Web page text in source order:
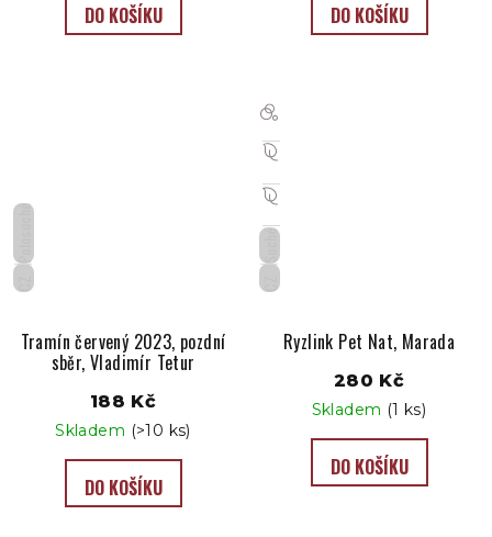
DO KOŠÍKU DO KOŠÍKU
CZ
Tramín červený 2023, pozdní
sběr, Vladimír Tetur
188 Kč
Skladem (>10 ks)
DO KOŠÍKU
Suché
CZ
Ryzlink Pet Nat, Marada
280 Kč
Skladem (1 ks)
DO KOŠÍKU